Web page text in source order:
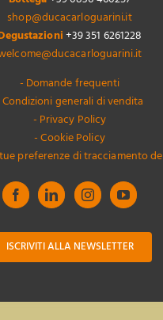
shop@ducacarloguarini.it
+39 351 6261228
- Domande frequenti
generali di vendita
- Privacy Policy
- Cookie Policy
preferenze di tracciamento
ISCRIVITI ALLA NEWSLETTER